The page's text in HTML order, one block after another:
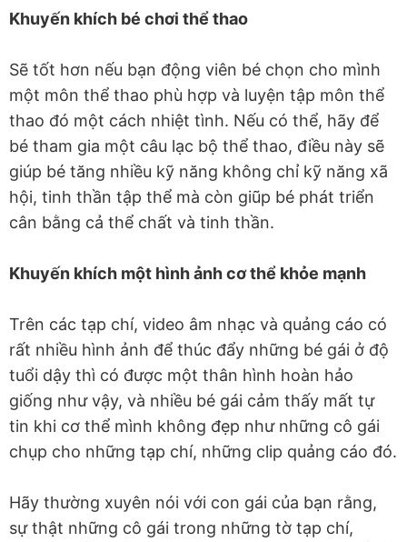
Khuyến khích bé chơi thể thao
Sẽ tốt hơn nếu bạn động viên bé chọn cho mình
một môn thể thao phù hợp và luyện tập môn thể
thao đó một cách nhiệt tình. Nếu có thể, hãy để
bé tham gia một câu lạc bộ thể thao, điều này sẽ
giúp bé tăng nhiều kỹ năng không chỉ kỹ năng xã
hội, tinh thần tập thể mà còn giũp bé phát triển
cân bằng cả thể chất và tinh thần.
Khuyến khích một hình ảnh cơ thể khỏe mạnh
Trên các tạp chí, video âm nhạc và quảng cáo có
rất nhiều hình ảnh để thúc đẩy những bé gái ở độ
tuổi dậy thì có được một thân hình hoàn hảo
giống như vậy, và nhiều bé gái cảm thấy mất tự
tin khi cơ thể mình không đẹp như những cô gái
chụp cho những tạp chí, những clip quảng cáo đó.
Hãy thường xuyên nói với con gái của bạn rằng,
sự thật những cô gái trong những tờ tạp chí,